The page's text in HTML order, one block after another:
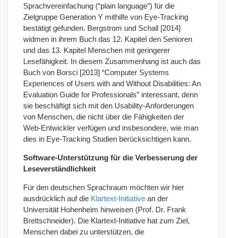
Sprachvereinfachung (“plain language”) für die
Zielgruppe Generation Y mithilfe von Eye-Tracking
bestätigt gefunden. Bergstrom und Schall [2014]
widmen in ihrem Buch das 12. Kapitel den Senioren
und das 13. Kapitel Menschen mit geringerer
Lesefähigkeit. In diesem Zusammenhang ist auch das
Buch von Borsci [2013] “Computer Systems
Experiences of Users with and Without Disabilities: An
Evaluation Guide for Professionals” interessant, denn
sie beschäftigt sich mit den Usability-Anforderungen
von Menschen, die nicht über die Fähigkeiten der
Web-Entwickler verfügen und insbesondere, wie man
dies in Eye-Tracking Studien berücksichtigen kann.
Software-Unterstützung für die Verbesserung der
Leseverständlichkeit
Für den deutschen Sprachraum möchten wir hier
ausdrücklich auf die Klartext-Initiative an der
Universität Hohenheim hinweisen (Prof. Dr. Frank
Brettschneider). Die Klartext-Initiative hat zum Ziel,
Menschen dabei zu unterstützen, die